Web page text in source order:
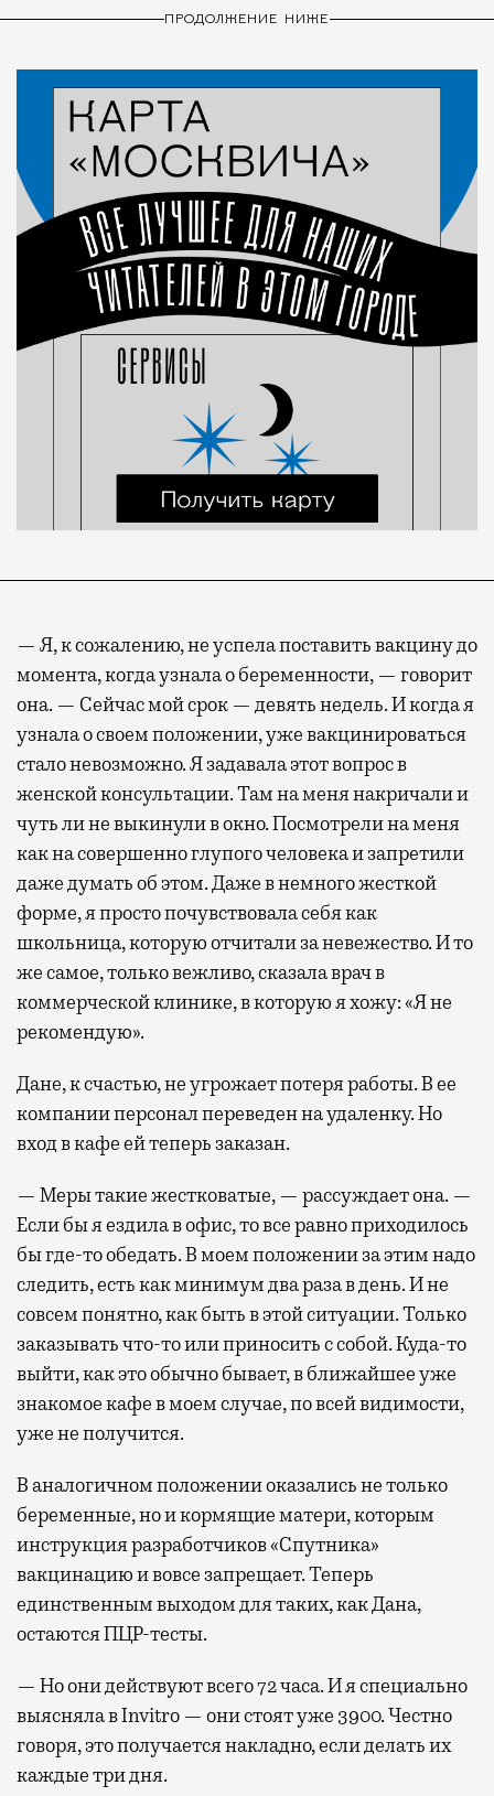
ПРОДОЛЖЕНИЕ НИЖЕ
— Я, к сожалению, не успела поставить вакцину до
момента, когда узнала о беременности, — говорит
она. — Сейчас мой срок — девять недель. И когда я
узнала о своем положении, уже вакцинироваться
стало невозможно. Я задавала этот вопрос в
женской консультации. Там на меня накричали и
чуть ли не выкинули в окно. Посмотрели на меня
как на совершенно глупого человека и запретили
даже думать об этом. Даже в немного жесткой
форме, я просто почувствовала себя как
школьница, которую отчитали за невежество. И то
же самое, только вежливо, сказала врач в
коммерческой клинике, в которую я хожу: «Я не
рекомендую».
Дане, к счастью, не угрожает потеря работы. В ее
компании персонал переведен на удаленку. Но
вход в кафе ей теперь заказан.
— Меры такие жестковатые, — рассуждает она. —
Если бы я ездила в офис, то все равно приходилось
бы где-то обедать. В моем положении за этим надо
следить, есть как минимум два раза в день. И не
совсем понятно, как быть в этой ситуации. Только
заказывать что-то или приносить с собой. Куда-то
выйти, как это обычно бывает, в ближайшее уже
знакомое кафе в моем случае, по всей видимости,
уже не получится.
В аналогичном положении оказались не только
беременные, но и кормящие матери, которым
инструкция разработчиков «Спутника»
вакцинацию и вовсе запрещает. Теперь
единственным выходом для таких, как Дана,
остаются ПЦР-тесты.
— Но они действуют всего 72 часа. И я специально
выясняла в Invitro — они стоят уже 3900. Честно
говоря, это получается накладно, если делать их
каждые три дня.